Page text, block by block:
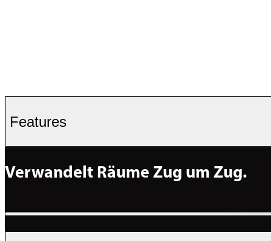
Features
Verwandelt Räume Zug um Zug.